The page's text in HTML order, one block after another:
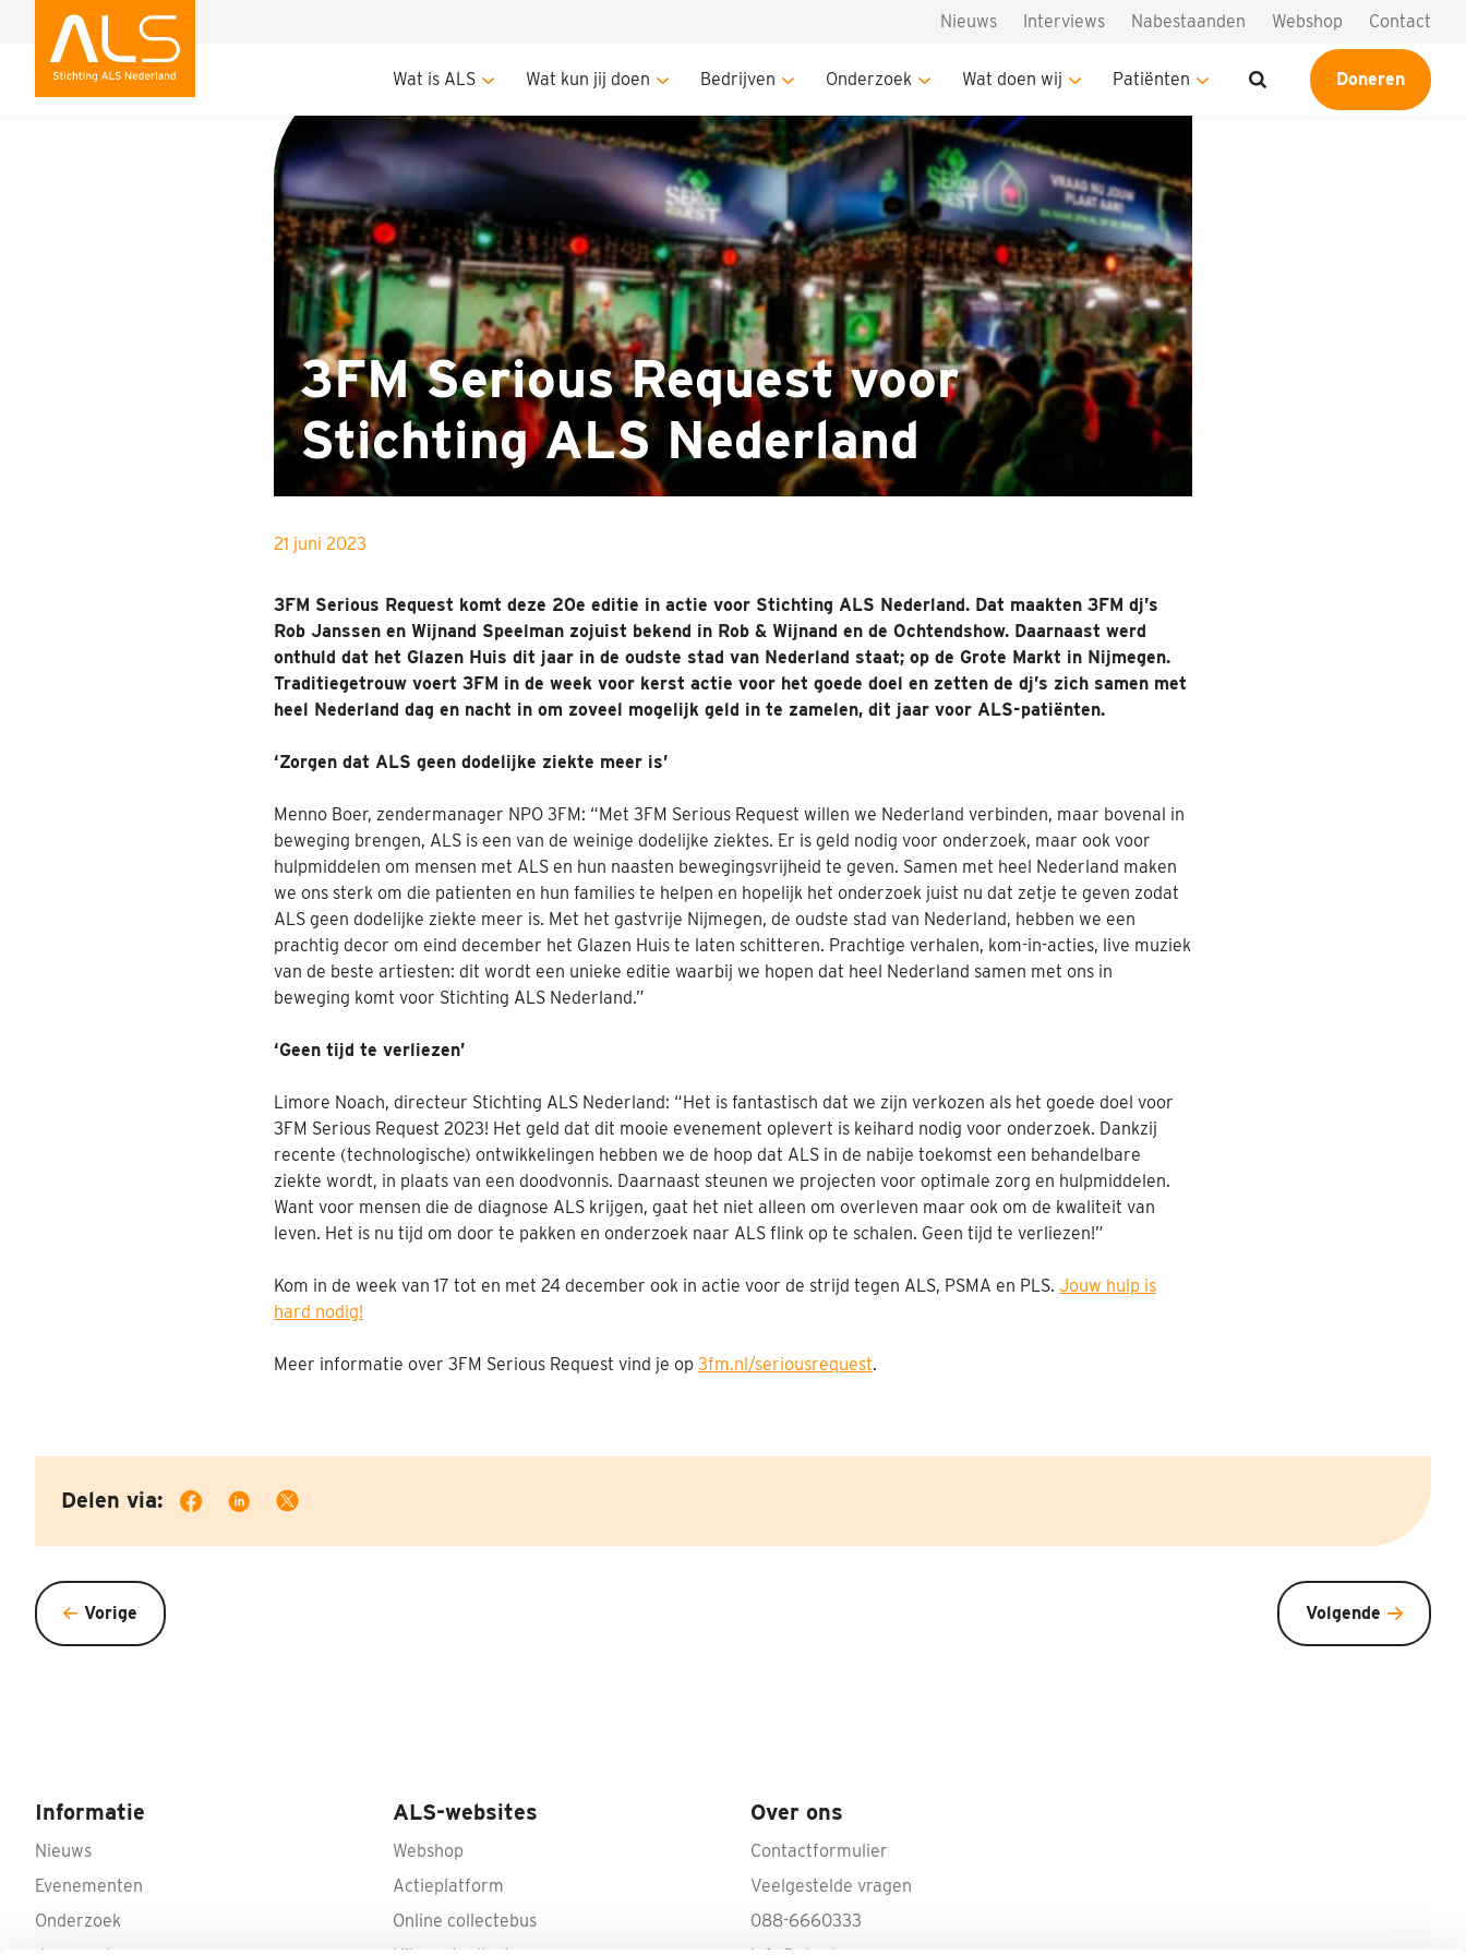
Wat is ALS Wat kun jij doen Bedrijven Onderzoek Wat doen wij Patiënten Doneren
Nieuws Interviews Nabestaanden Webshop
Contact
3FM Serious Request voor
Stichting ALS Nederland
21 juni 2023
3FM Serious Request komt deze 20e editie in actie voor Stichting ALS Nederland. Dat maakten 3FM dj’s
Rob Janssen en Wijnand Speelman zojuist bekend in Rob & Wijnand en de Ochtendshow. Daarnaast werd
onthuld dat het Glazen Huis dit jaar in de oudste stad van Nederland staat; op de Grote Markt in Nijmegen.
Traditiegetrouw voert 3FM in de week voor kerst actie voor het goede doel en zetten de dj’s zich samen met
heel Nederland dag en nacht in om zoveel mogelijk geld in te zamelen, dit jaar voor ALS-patiënten.
‘Zorgen dat ALS geen dodelijke ziekte meer is’
Menno Boer, zendermanager NPO 3FM: “Met 3FM Serious Request willen we Nederland verbinden, maar bovenal in
beweging brengen, ALS is een van de weinige dodelijke ziektes. Er is geld nodig voor onderzoek, maar ook voor
hulpmiddelen om mensen met ALS en hun naasten bewegingsvrijheid te geven. Samen met heel Nederland maken
we ons sterk om die patienten en hun families te helpen en hopelijk het onderzoek juist nu dat zetje te geven zodat
ALS geen dodelijke ziekte meer is. Met het gastvrije Nijmegen, de oudste stad van Nederland, hebben we een
prachtig decor om eind december het Glazen Huis te laten schitteren. Prachtige verhalen, kom-in-acties, live muziek
van de beste artiesten: dit wordt een unieke editie waarbij we hopen dat heel Nederland samen met ons in
beweging komt voor Stichting ALS Nederland.”
‘Geen tijd te verliezen’
Limore Noach, directeur Stichting ALS Nederland: “Het is fantastisch dat we zijn verkozen als het goede doel voor
3FM Serious Request 2023! Het geld dat dit mooie evenement oplevert is keihard nodig voor onderzoek. Dankzij
recente (technologische) ontwikkelingen hebben we de hoop dat ALS in de nabije toekomst een behandelbare
ziekte wordt, in plaats van een doodvonnis. Daarnaast steunen we projecten voor optimale zorg en hulpmiddelen.
Want voor mensen die de diagnose ALS krijgen, gaat het niet alleen om overleven maar ook om de kwaliteit van
leven. Het is nu tijd om door te pakken en onderzoek naar ALS flink op te schalen. Geen tijd te verliezen!”
Kom in de week van 17 tot en met 24 december ook in actie voor de strijd tegen ALS, PSMA en PLS. Jouw hulp is
hard nodig!
Meer informatie over 3FM Serious Request vind je op 3fm.nl/seriousrequest.
Delen via:
Vorige Volgende
Informatie
Nieuws
Evenementen
Onderzoek
ALS-websites
Webshop
Actieplatform
Online collectebus
Over ons
Contactformulier
Veelgestelde vragen
088-6660333